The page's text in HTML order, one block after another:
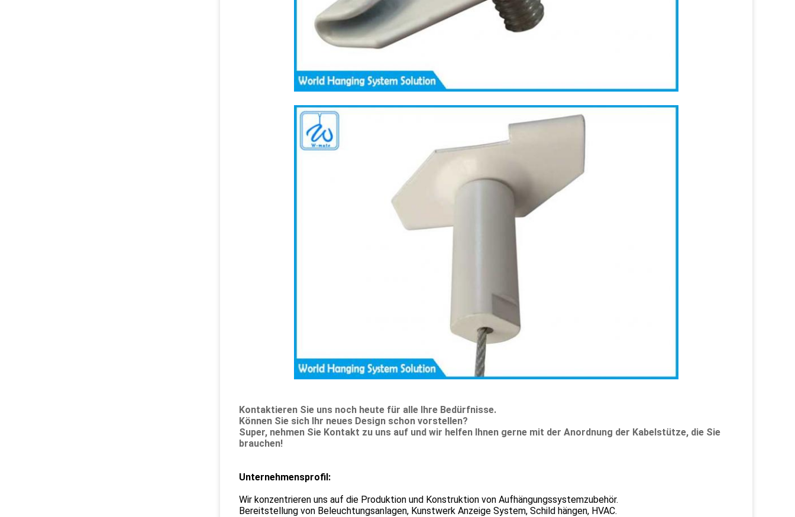
Kontaktieren Sie uns noch heute für alle Ihre Bedürfnisse.
Können Sie sich Ihr neues Design schon vorstellen?
Super, nehmen Sie Kontakt zu uns auf und wir helfen Ihnen gerne mit der Anordnung der Kabelstütze, die Sie
brauchen!
Unternehmensprofil:
Wir konzentrieren uns auf die Produktion und Konstruktion von Aufhängungssystemzubehör.
Bereitstellung von Beleuchtungsanlagen, Kunstwerk Anzeige System, Schild hängen, HVAC.